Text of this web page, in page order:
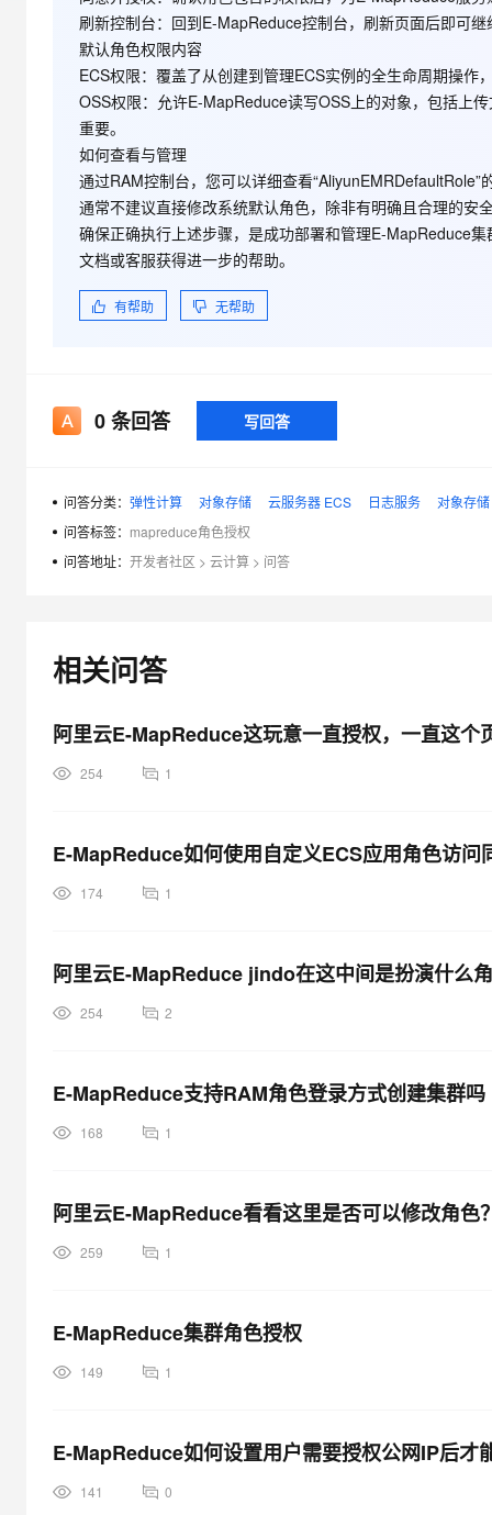
关的详细策略信息，可以登录 RAM 的控制台查看，也
ECS 相关权限
权限名称（Action）
ecs:DescribeRegions
ecs:DescribeImages 查询镜像信息
ecs:CreateSecurityGroup
ecs:DeleteInstance 删除机器实例
ecs:StartInstance
ecs:DescribeInstances 查询机器实例
ecs:DescribeDisks
ecs:AuthorizeSecurityGroupEgress 设置安全组出规则
ecs:DescribeSecurityGroupAttribute
刷新控制台：回到E-MapReduce控制台，刷新页面后即可继
默认角色权限内容
ECS权限：覆盖了从创建到管理ECS实例的全生命周期操
OSS权限：允许E-MapReduce读写OSS上的对象，包括上
重要。
如何查看与管理
通过RAM控制台，您可以详细查看
通常不建议直接修改系统默认角色，除非有明确且合理的安
确保正确执行上述步骤，是成功部署和管理E-MapReduce
文档或客服获得进一步的帮助。
有帮助 无帮助
0条回答 写回答
问答分类： 弹性计算 对象存储 云服务器 ECS 日志服务
对象存储
问答标签： mapreduce角色授权
问答地址： 开发者社区 > 云计算 > 问答
相关问答
阿里云E-MapReduce这玩意一直授权，一直这个
254 1
E-MapReduce如何使用自定义ECS应用角色访问
174 1
阿里云E-MapReduce jindo在这中间是扮演什么
254 2
E-MapReduce支持RAM角色登录方式创建集群吗
168 1
阿里云E-MapReduce看看这里是否可以修改角色
259 1
E-MapReduce集群角色授权
149 1
E-MapReduce如何设置用户需要授权公网IP后才
141 0
大模型解决方案
迁移与运维管理